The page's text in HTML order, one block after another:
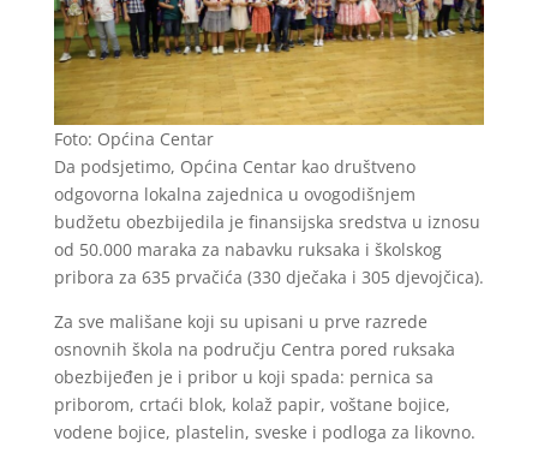
Foto: Općina Centar
Da podsjetimo, Općina Centar kao društveno
odgovorna lokalna zajednica u ovogodišnjem
budžetu obezbijedila je finansijska sredstva u iznosu
od 50.000 maraka za nabavku ruksaka i školskog
pribora za 635 prvačića (330 dječaka i 305 djevojčica).
Za sve mališane koji su upisani u prve razrede
osnovnih škola na području Centra pored ruksaka
obezbijeđen je i pribor u koji spada: pernica sa
priborom, crtaći blok, kolaž papir, voštane bojice,
vodene bojice, plastelin, sveske i podloga za likovno.